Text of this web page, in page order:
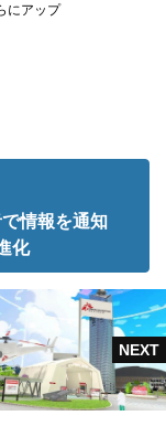
にアップ
情報を通知
化